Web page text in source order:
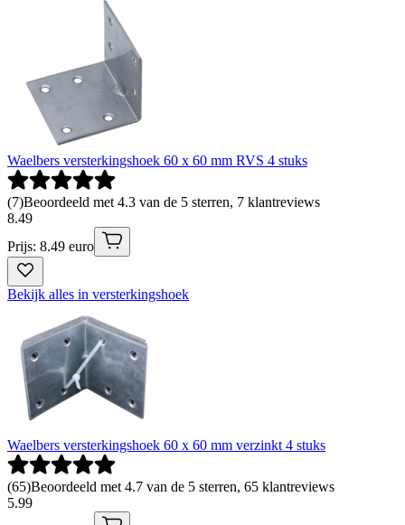
Waelbers versterkingshoek 60 x 60 mm RVS 4 stuks
(7)Beoordeeld met 4.3 van de 5 sterren, 7 klantreviews
8.49
Prijs: 8.49 euro
Bekijk alles in versterkingshoek
Waelbers versterkingshoek 60 x 60 mm verzinkt 4 stuks
(65)Beoordeeld met 4.7 van de 5 sterren, 65 klantreviews
5.99